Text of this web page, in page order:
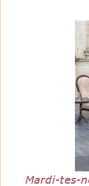
Mardi-tes-